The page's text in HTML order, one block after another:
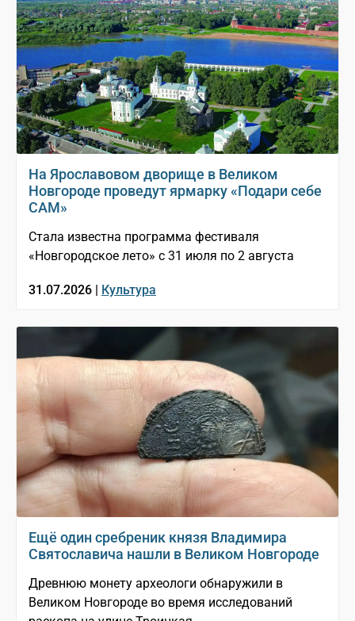
На Ярославовом дворище в Великом
Новгороде проведут ярмарку «Подари себе
САМ»
Стала известна программа фестиваля
«Новгородское лето» с 31 июля по 2 августа
31.07.2026 | Культура
Ещё один сребреник князя Владимира
Святославича нашли в Великом Новгороде
Древнюю монету археологи обнаружили в
Великом Новгороде во время исследований